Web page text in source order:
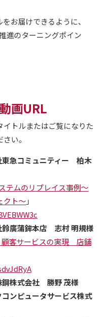
お届けできるように、
進のターニングポイン
画URL
トルまたはご覧になりた
い。
急コミュニティー 柏木
テムのリプレイス事例～
クト～」
廣蒲鉾本店 志村 明規様
顧客サービスの実現 店舗
株式会社 勝野 茂様
タサービス株式